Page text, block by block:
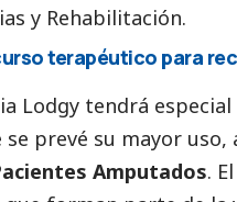
y Rehabilitación.
terapéutico para
Lodgy tendrá
se prevé su mayor uso,
Amputados.